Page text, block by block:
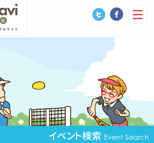
イベント検索 Event Search